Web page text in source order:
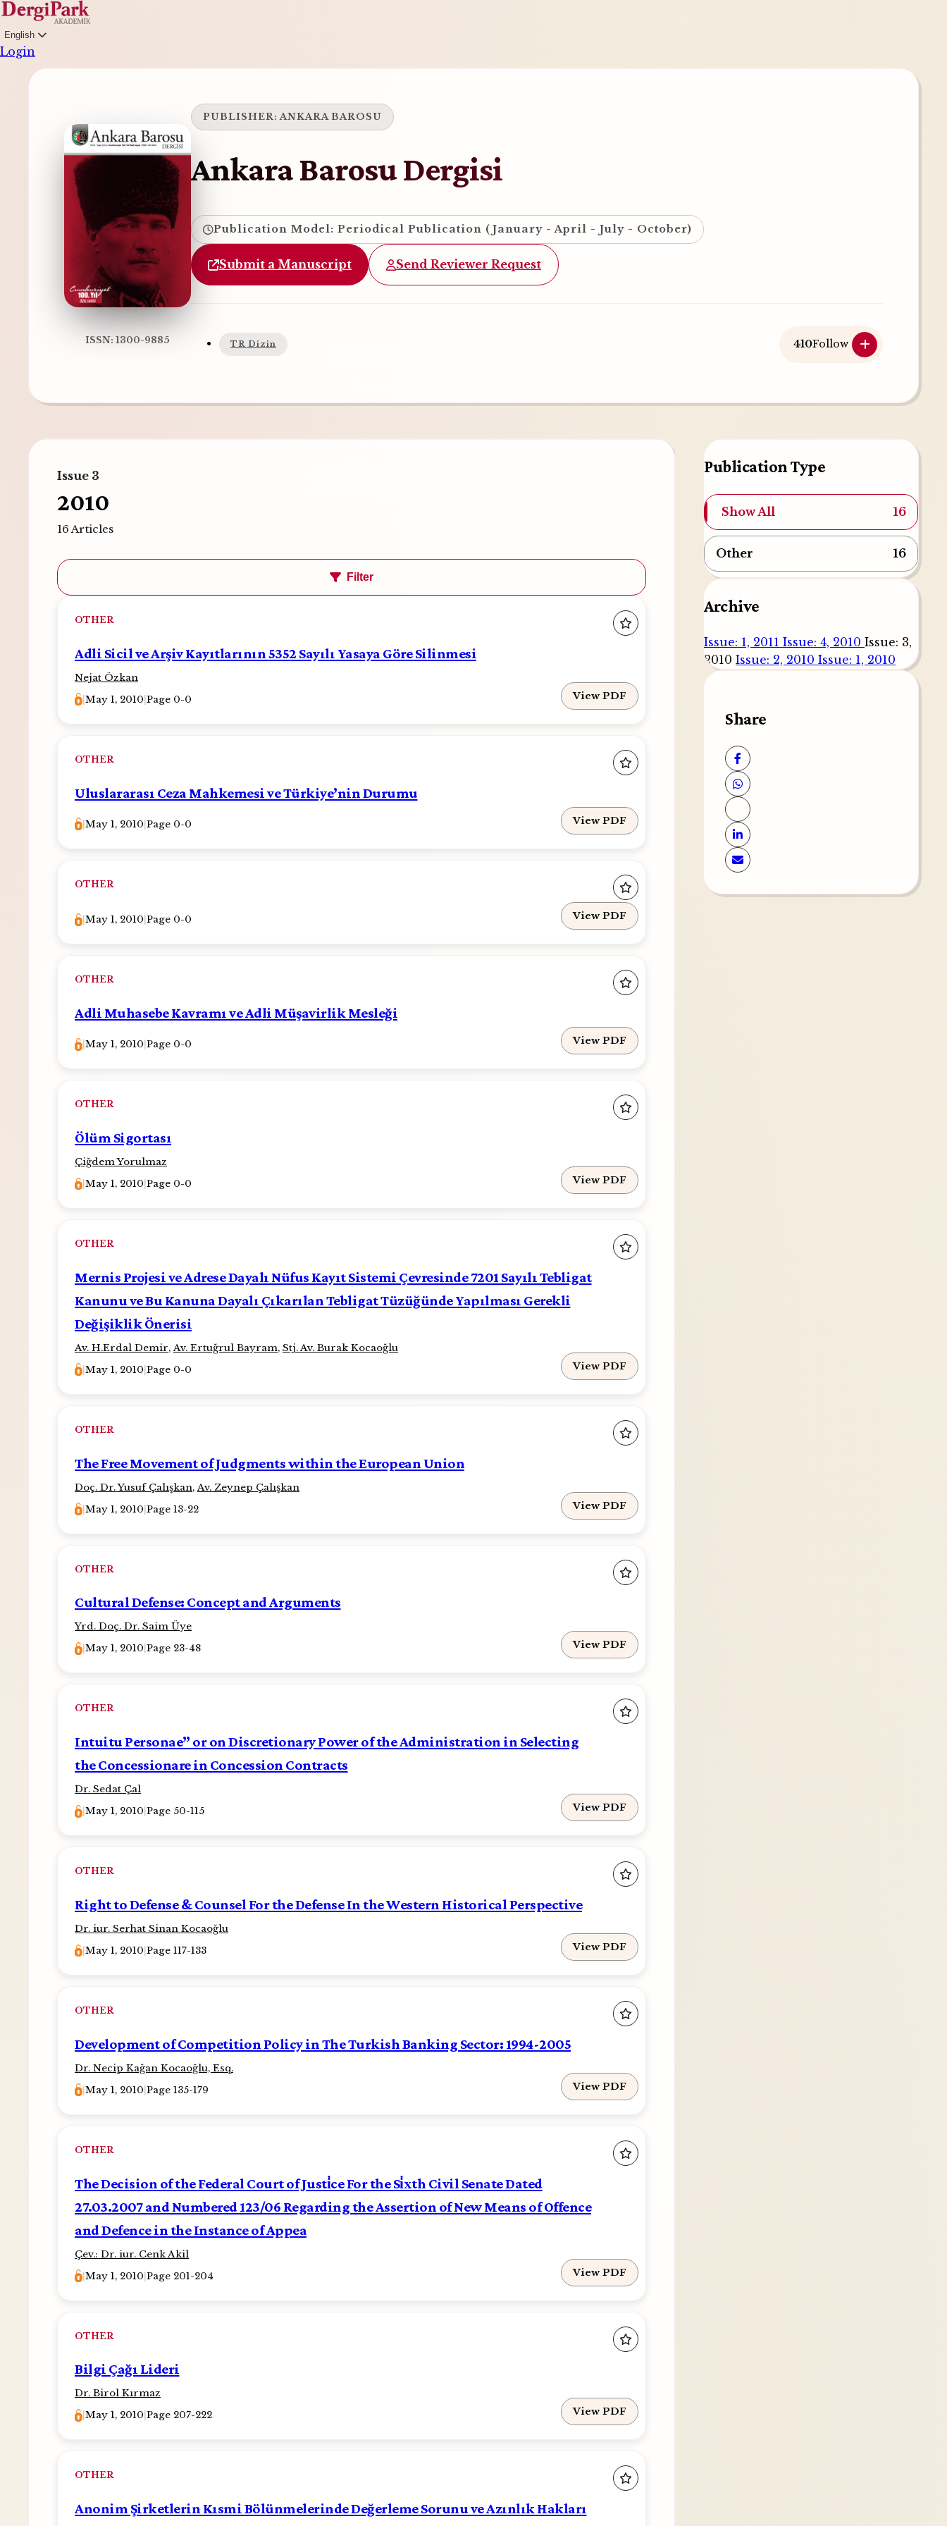
English
Login
ISSN: 1300-9885
PUBLISHER:ANKARA BAROSU
Ankara Barosu Dergisi
Publication Model: Periodical Publication (January - April - July - October)
Submit a Manuscript Send Reviewer Request
TR Dizin 410Follow
Issue 3
2010
16 Articles
Filter
OTHER
Adli Sicil ve Arşiv Kayıtlarının 5352 Sayılı Yasaya Göre Silinmesi
Nejat Özkan
|May 1, 2010 |Page 0-0 View PDF
OTHER
Uluslararası Ceza Mahkemesi ve Türkiye’nin Durumu
|May 1, 2010 |Page 0-0 View PDF
OTHER
|May 1, 2010 |Page 0-0 View PDF
OTHER
Adli Muhasebe Kavramı ve Adli Müşavirlik Mesleği
|May 1, 2010 |Page 0-0 View PDF
OTHER
Ölüm Sigortası
Çiğdem Yorulmaz
|May 1, 2010 |Page 0-0 View PDF
OTHER
Mernis Projesi ve Adrese Dayalı Nüfus Kayıt Sistemi Çevresinde 7201 Sayılı Tebligat
Kanunu ve Bu Kanuna Dayalı Çıkarılan Tebligat Tüzüğünde Yapılması Gerekli
Değişiklik Önerisi
Av. H.Erdal Demir,Av. Ertuğrul Bayram, Stj. Av. Burak Kocaoğlu
|May 1, 2010 |Page 0-0 View PDF
OTHER
The Free Movement of Judgments within the European Union
Doç. Dr. Yusuf Çalışkan,Av. Zeynep Çalışkan
|May 1, 2010 |Page 13-22 View PDF
OTHER
Cultural Defense: Concept and Arguments
Yrd. Doç. Dr. Saim Üye
|May 1, 2010 |Page 23-48 View PDF
OTHER
Intuitu Personae” or on Discretionary Power of the Administration in Selecting
the Concessionare in Concession Contracts
Dr. Sedat Çal
|May 1, 2010 |Page 50-115 View PDF
OTHER
Right to Defense & Counsel For the Defense In the Western Historical Perspective
Dr. iur. Serhat Sinan Kocaoğlu
|May 1, 2010 |Page 117-133 View PDF
OTHER
Development of Competition Policy in The Turkish Banking Sector: 1994-2005
Dr. Necip Kağan Kocaoğlu, Esq.
|May 1, 2010 |Page 135-179 View PDF
OTHER
The Decision of the Federal Court of Justi̇ce For the Si̇xth Civil Senate Dated
27.03.2007 and Numbered 123/06 Regarding the Assertion of New Means of Offence
and Defence in the Instance of Appea
Çev.: Dr. iur. Cenk Akil
|May 1, 2010 |Page 201-204 View PDF
OTHER
Bilgi Çağı Lideri
Dr. Birol Kırmaz
|May 1, 2010 |Page 207-222 View PDF
OTHER
Anonim Şirketlerin Kısmi Bölünmelerinde Değerleme Sorunu ve Azınlık Hakları
Publication Type
Show All 16
Other 16
Archive
Issue: 1, 2011 Issue: 4, 2010 Issue: 3,
2010 Issue: 2, 2010 Issue: 1, 2010
Share